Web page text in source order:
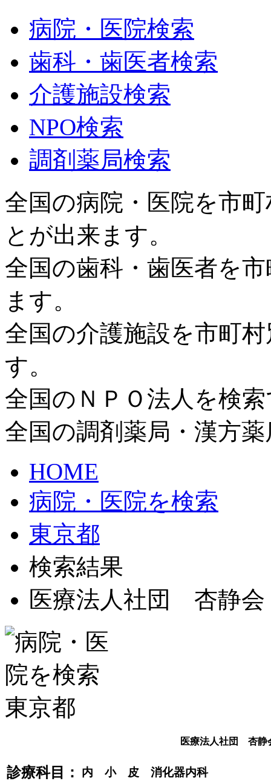
病院・医院検索
歯科・歯医者検索
介護施設検索
NPO検索
調剤薬局検索
全国の病院・医院を市
とが出来ます。
全国の歯科・歯医者を
ます。
全国の介護施設を市町
す。
全国のＮＰＯ法人を検
全国の調剤薬局・漢方
HOME
病院・医院を検索
東京都
検索結果
医療法人社団 杏静
医療法人社団 杏
診療科目： 内 小 皮 消化器内科